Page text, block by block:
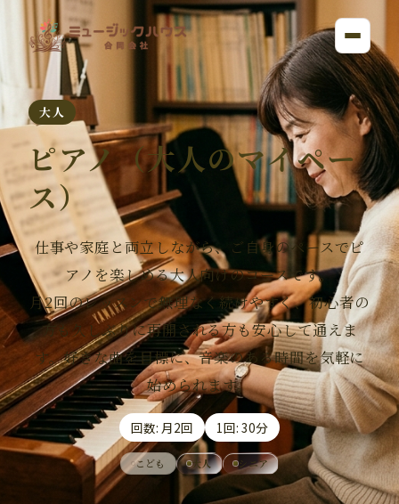
大人
ピアノ（大人のマイペー
ス）
仕事や家庭と両立しながら、ご自身のペースでピ
アノを楽しめる大人向けのコースです。
月2回のレッスンで無理なく続けやすく、初心者の
方も久しぶりに再開される方も安心して通えま
す。好きな曲を目標に、音楽のある時間を気軽に
始められます。
回数: 月2回 1回: 30分
こども 大人 シニア